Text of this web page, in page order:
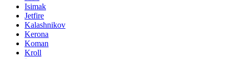
Isimak
Jetfire
Kalashnikov
Kerona
Koman
Kroll